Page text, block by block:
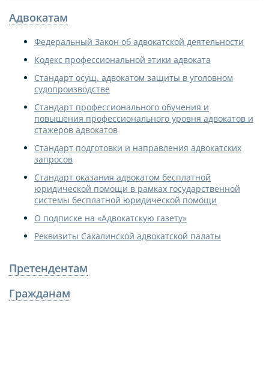
Адвокатам
Федеральный Закон об адвокатской деятельности
Кодекс профессиональной этики адвоката
Стандарт осущ. адвокатом защиты в уголовном
судопроизводстве
Стандарт профессионального обучения и
повышения профессионального уровня адвокатов и
стажеров адвокатов
Стандарт подготовки и направления адвокатских
запросов
Стандарт оказания адвокатом бесплатной
юридической помощи в рамках государственной
системы бесплатной юридической помощи
О подписке на «Адвокатскую газету»
Реквизиты Сахалинской адвокатской палаты
Претендентам
Гражданам